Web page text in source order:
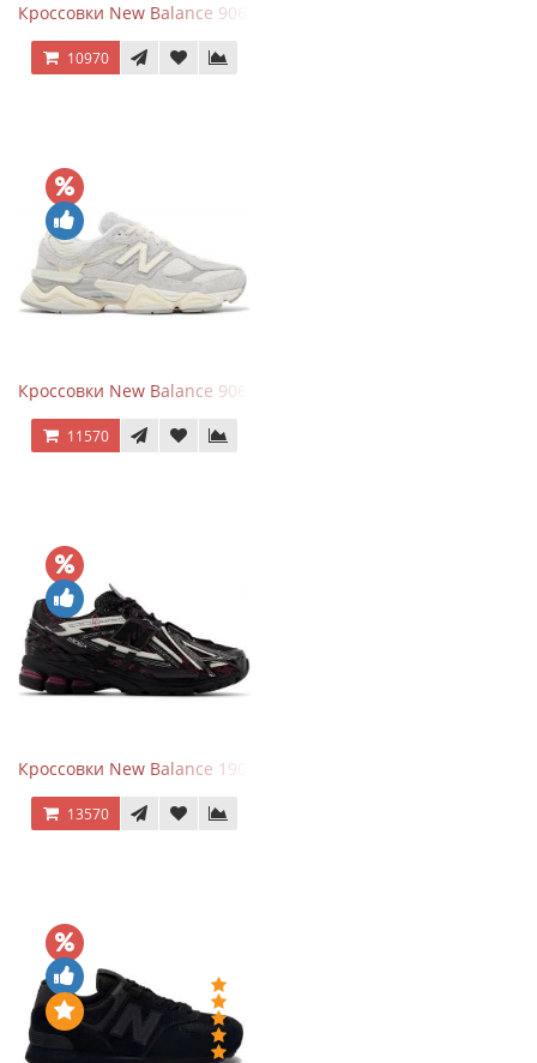
Кроссовки New Balance 9060 x Joe Freshgoods Dark Grey
10970
Кроссовки New Balance 9060 Quartz Grey
11570
Кроссовки New Balance 1906A Dragon Berry
13570